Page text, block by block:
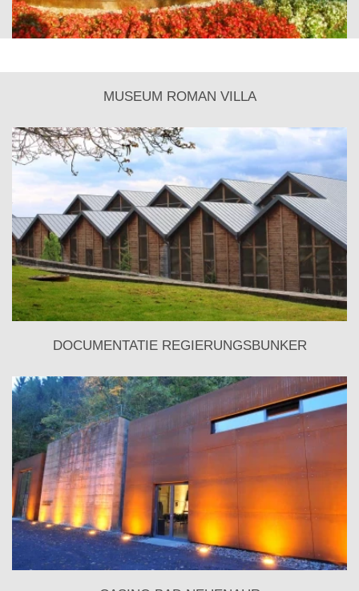
MUSEUM ROMAN VILLA
DOCUMENTATIE REGIERUNGSBUNKER